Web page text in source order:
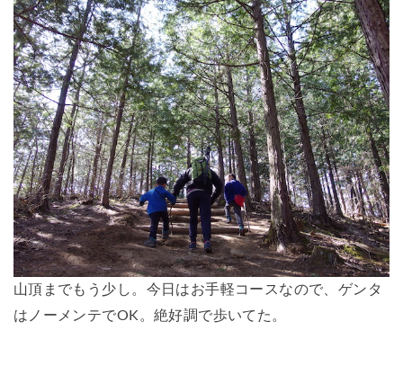
山頂までもう少し。今日はお手軽コースなので、ゲンタ
はノーメンテでOK。絶好調で歩いてた。